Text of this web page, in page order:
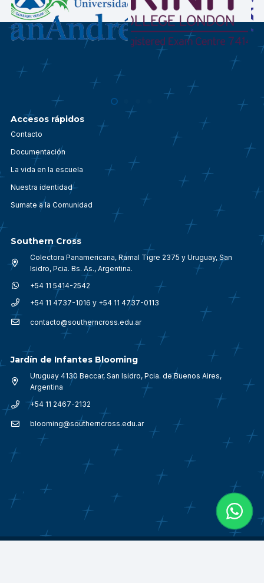
Accesos rápidos
Contacto
Documentación
La vida en la escuela
Nuestra identidad
Sumate a la Comunidad
Southern Cross
Colectora Panamericana, Ramal Tigre 2375 y Uruguay, San
Isidro, Pcia. Bs. As., Argentina.
+54 11 5414-2542
+54 11 4737-1016 y +54 11 4737-0113
contacto@southerncross.edu.ar
Jardín de Infantes Blooming
Uruguay 4130 Beccar, San Isidro, Pcia. de Buenos Aires,
Argentina
+54 11 2467-2132
blooming@southerncross.edu.ar